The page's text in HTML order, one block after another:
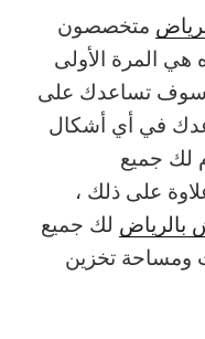
متخصصون
المرة الأولى
سوف تساعدك على
في أي أشكال
لك جميع
على ذلك ،
بالرياض لك جميع
ومساحة تخزين